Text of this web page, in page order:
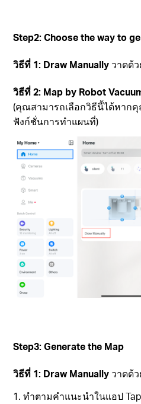
Step2: Choose the way to
วิธีที่ 1: Draw Manually วาดด้ว
วิธีที่ 2: Map by Robot
(คุณสามารถเลือกวิธีนี้ได้หาก
ฟังก์ชั่นการทำแผนที่)
Step3: Generate the Map
วิธีที่ 1: Draw Manually วาดด้ว
1. ทำตามคำแนะนำในแอป